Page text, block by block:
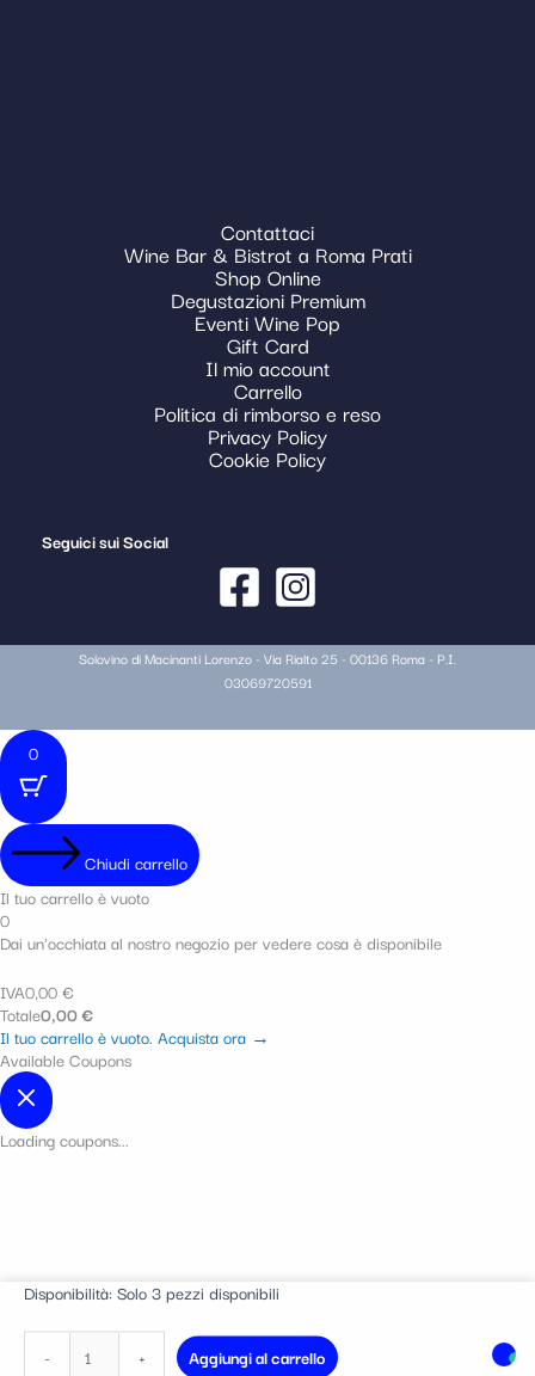
Contattaci
Wine Bar & Bistrot a Roma Prati
Shop Online
Degustazioni Premium
Eventi Wine Pop
Gift Card
Il mio account
Carrello
Politica di rimborso e reso
Privacy Policy
Cookie Policy
Seguici sui Social
Solovino di Macinanti Lorenzo - Via Rialto 25 - 00136 Roma - P.I.
03069720591
0
Chiudi carrello
Il tuo carrello è vuoto
0
Dai un'occhiata al nostro negozio per vedere cosa è disponibile
IVA0,00€
Totale0,00€
Il tuo carrello è vuoto. Acquista ora →
Available Coupons
Loading coupons...
Disponibilità:Solo 3 pezzi disponibili
-
Malauva
MALAUVA
CASA
+ Aggiungi al carrello